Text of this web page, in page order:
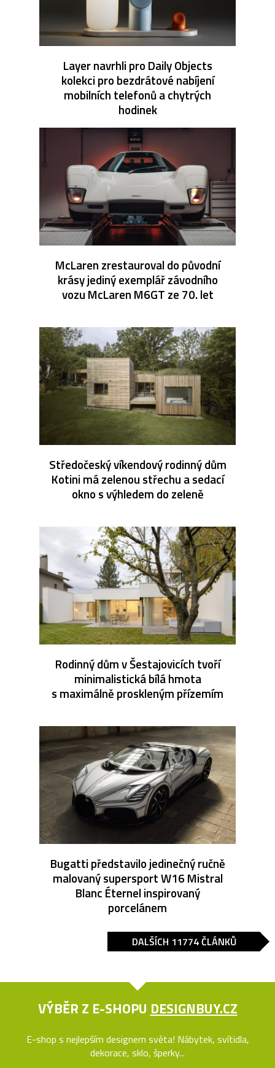
Layer navrhli pro Daily Objects
kolekci pro bezdrátové nabíjení
mobilních telefonů a chytrých
hodinek
McLaren zrestauroval do původní
krásy jediný exemplář závodního
vozu McLaren M6GT ze 70. let
Středočeský víkendový rodinný dům
Kotini má zelenou střechu a sedací
okno s výhledem do zeleně
Rodinný dům v Šestajovicích tvoří
minimalistická bílá hmota
s maximálně proskleným přízemím
Bugatti představilo jedinečný ručně
malovaný supersport W16 Mistral
Blanc Éternel inspirovaný
porcelánem
DALŠÍCH 11774 ČLÁNKŮ
VÝBĚR Z E-SHOPU DESIGNBUY.CZ
E-shop s nejlepším designem světa! Nábytek, svítidla,
dekorace, sklo, šperky...